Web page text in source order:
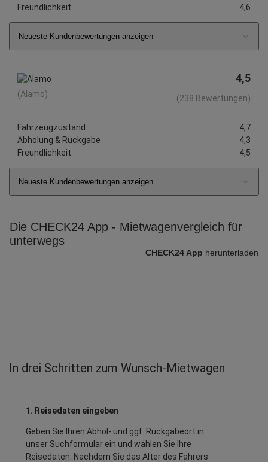
Freundlichkeit
4,6
Neueste Kundenbewertungen anzeigen
(Alamo)
4,5
(238 Bewertungen)
Fahrzeugzustand
4,7
Abholung & Rückgabe
4,3
Freundlichkeit
4,5
Neueste Kundenbewertungen anzeigen
Die CHECK24 App - Mietwagenvergleich für
unterwegs
CHECK24 App herunterladen
In drei Schritten zum Wunsch-Mietwagen
1. Reisedaten eingeben
Geben Sie Ihren Abhol- und ggf. Rückgabeort in
unser Suchformular ein und wählen Sie Ihre
Reisedaten. Nachdem Sie das Alter des Fahrers